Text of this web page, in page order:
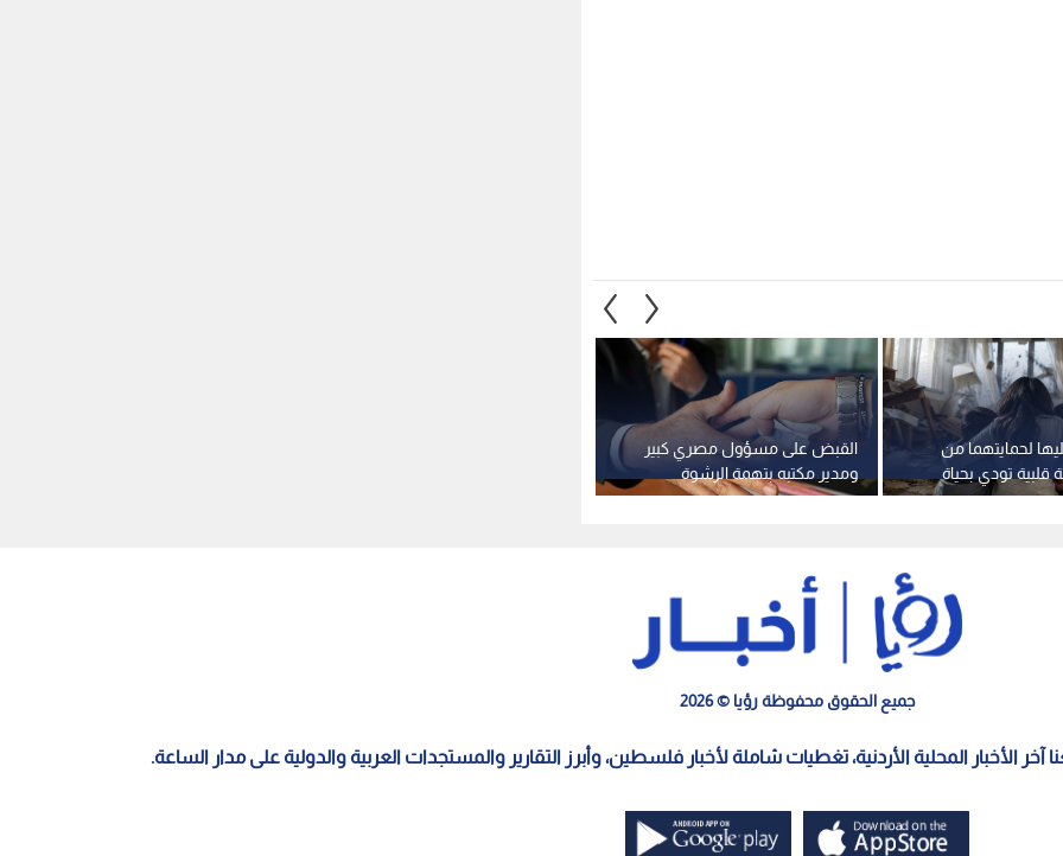
القبض على مسؤول مصري كبير
ومدير مكتبه بتهمة الرشوة
لحمايتهما من
قلبية تودي بحياة
جميع الحقوق محفوظة رؤيا © 2026
آخر الأخبار المحلية الأردنية، تغطيات شاملة لأخبار فلسطين، وأبرز التقارير والمستجدات العربية والدولية على مدار الساعة.